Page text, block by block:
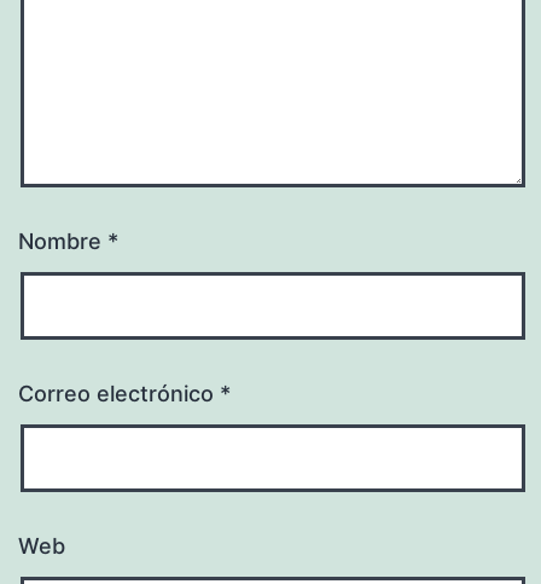
Nombre *
Correo electrónico *
Web